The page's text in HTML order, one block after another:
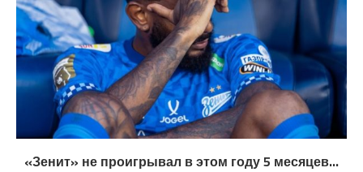
«Зенит» не проигрывал в этом году 5 месяцев...